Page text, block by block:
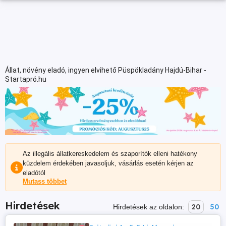
Állat, növény eladó, ingyen elvihető Püspökladány Hajdú-Bihar -
Startapró.hu
Az illegális állatkereskedelem és szaporítók elleni hatékony
küzdelem érdekében javasoljuk, vásárlás esetén kérjen az
eladótól
Mutass többet
Hirdetések Hirdetések az oldalon: 20 50